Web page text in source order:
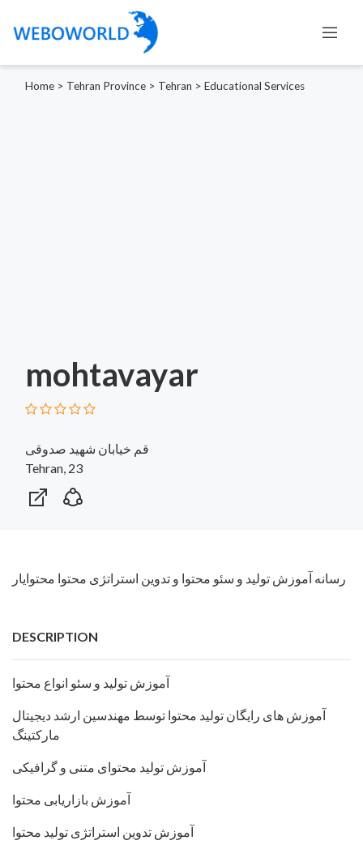
Home > Tehran Province > Tehran > Educational Services
mohtavayar
قم خیابان شهید صدوقی
Tehran, 23
رسانه آموزش تولید و سئو محتوا و تدوین استراتژی محتوا محتوایار
DESCRIPTION
آموزش تولید و سئو انواع محتوا
آموزش های رایگان تولید محتوا توسط مهندسین ارشد دیجیتال
مارکتینگ
آموزش تولید محتوای متنی و گرافیکی
آموزش بازاریابی محتوا
آموزش تدوین استراتژی تولید محتوا